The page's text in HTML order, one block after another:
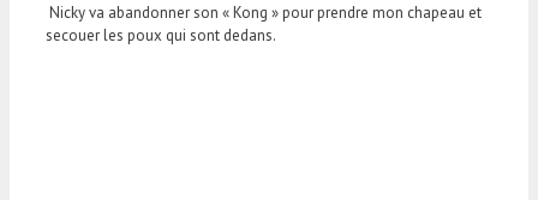
Nicky va abandonner son « Kong » pour prendre mon chapeau et
secouer les poux qui sont dedans.